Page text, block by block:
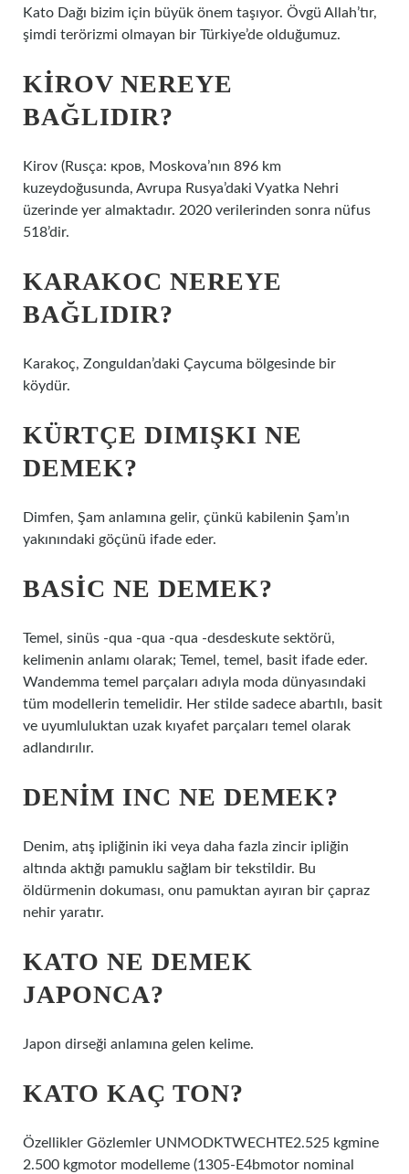
Kato Dağı bizim için büyük önem taşıyor. Övgü Allah’tır,
şimdi terörizmi olmayan bir Türkiye’de olduğumuz.
KIROV NEREYE
BAĞLIDIR?
Kirov (Rusça: кров, Moskova’nın 896 km
kuzeydoğusunda, Avrupa Rusya’daki Vyatka Nehri
üzerinde yer almaktadır. 2020 verilerinden sonra nüfus
518’dir.
KARAKOC NEREYE
BAĞLIDIR?
Karakoç, Zonguldan’daki Çaycuma bölgesinde bir
köydür.
KÜRTÇE DIMIŞKI NE
DEMEK?
Dimfen, Şam anlamına gelir, çünkü kabilenin Şam’ın
yakınındaki göçünü ifade eder.
BASIC NE DEMEK?
Temel, sinüs -qua -qua -qua -desdeskute sektörü,
kelimenin anlamı olarak; Temel, temel, basit ifade eder.
Wandemma temel parçaları adıyla moda dünyasındaki
tüm modellerin temelidir. Her stilde sadece abartılı, basit
ve uyumluluktan uzak kıyafet parçaları temel olarak
adlandırılır.
DENIM INC NE DEMEK?
Denim, atış ipliğinin iki veya daha fazla zincir ipliğin
altında aktığı pamuklu sağlam bir tekstildir. Bu
öldürmenin dokuması, onu pamuktan ayıran bir çapraz
nehir yaratır.
KATO NE DEMEK
JAPONCA?
Japon dirseği anlamına gelen kelime.
KATO KAÇ TON?
Özellikler Gözlemler UNMODKTWECHTE2.525 kgmine
2.500 kgmotor modelleme (1305-E4bmotor nominal